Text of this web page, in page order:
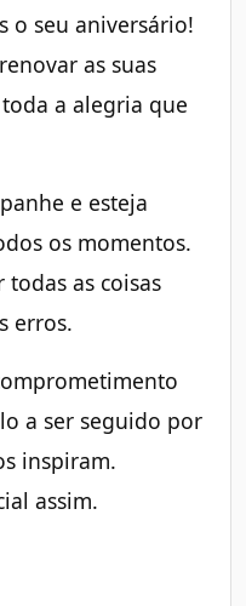
o seu aniversário!
as suas
a alegria que
e esteja
os momentos.
todas as coisas
erros.
a ser seguido por
inspiram.
assim.